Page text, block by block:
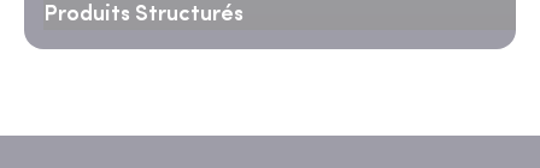
Produits Structurés